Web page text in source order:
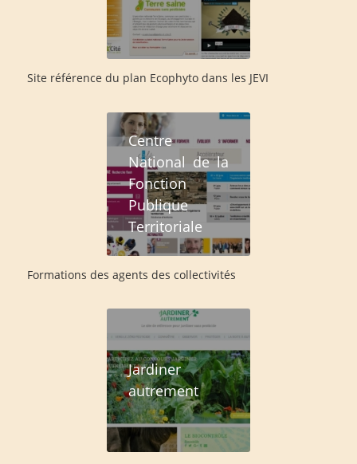
Site référence du plan Ecophyto dans les JEVI
Centre
National de la
Fonction
Publique
Territoriale
Formations des agents des collectivités
Jardiner
autrement